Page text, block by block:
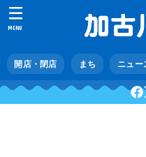
開店・閉店 まち ニュー
MENU